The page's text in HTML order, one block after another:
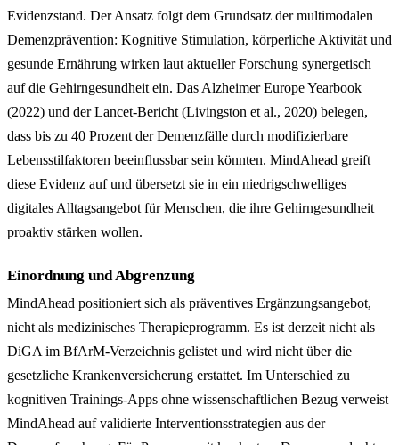
Evidenzstand. Der Ansatz folgt dem Grundsatz der multimodalen
Demenzprävention: Kognitive Stimulation, körperliche Aktivität und
gesunde Ernährung wirken laut aktueller Forschung synergetisch
auf die Gehirngesundheit ein. Das Alzheimer Europe Yearbook
(2022) und der Lancet-Bericht (Livingston et al., 2020) belegen,
dass bis zu 40 Prozent der Demenzfälle durch modifizierbare
Lebensstilfaktoren beeinflussbar sein könnten. MindAhead greift
diese Evidenz auf und übersetzt sie in ein niedrigschwelliges
digitales Alltagsangebot für Menschen, die ihre Gehirngesundheit
proaktiv stärken wollen.
Einordnung und Abgrenzung
MindAhead positioniert sich als präventives Ergänzungsangebot,
nicht als medizinisches Therapieprogramm. Es ist derzeit nicht als
DiGA im BfArM-Verzeichnis gelistet und wird nicht über die
gesetzliche Krankenversicherung erstattet. Im Unterschied zu
kognitiven Trainings-Apps ohne wissenschaftlichen Bezug verweist
MindAhead auf validierte Interventionsstrategien aus der